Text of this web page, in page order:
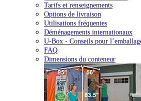
Tarifs et renseignements
Options de livraison
Utilisations fréquentes
Déménagements internationaux
U-Box - Conseils pour
FAQ
Dimensions du conteneur